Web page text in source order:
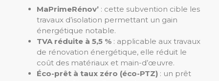
MaPrimeRénov’ : cette subvention cible les
travaux d’isolation permettant un gain
énergétique notable.
TVA réduite à 5,5 % : applicable aux travaux
de rénovation énergétique, elle réduit le
coût des matériaux et main-d’œuvre.
Éco-prêt à taux zéro (éco-PTZ) : un prêt